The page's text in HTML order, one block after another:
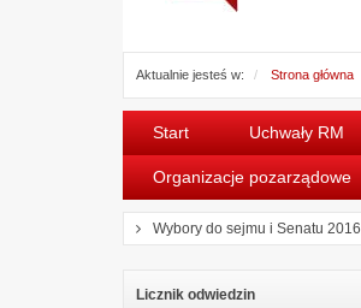
Aktualnie jesteś w: Strona główna
Start Uchwały RM
Organizacje pozarządowe
Wybory do sejmu i Senatu 2016
Licznik odwiedzin